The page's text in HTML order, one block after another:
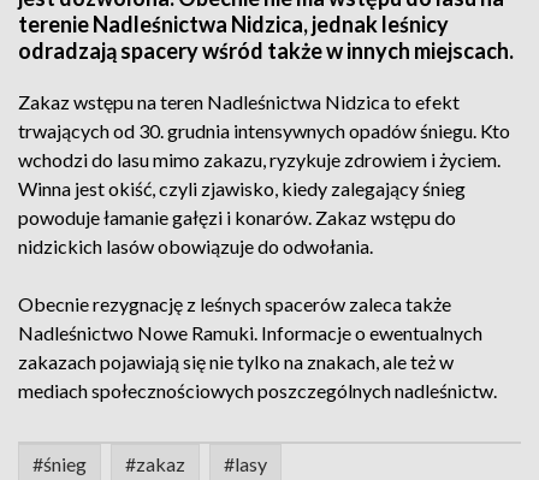
terenie Nadleśnictwa Nidzica, jednak leśnicy
odradzają spacery wśród także w innych miejscach.
Zakaz wstępu na teren Nadleśnictwa Nidzica to efekt
trwających od 30. grudnia intensywnych opadów śniegu. Kto
wchodzi do lasu mimo zakazu, ryzykuje zdrowiem i życiem.
Winna jest okiść, czyli zjawisko, kiedy zalegający śnieg
powoduje łamanie gałęzi i konarów. Zakaz wstępu do
nidzickich lasów obowiązuje do odwołania.
Obecnie rezygnację z leśnych spacerów zaleca także
Nadleśnictwo Nowe Ramuki. Informacje o ewentualnych
zakazach pojawiają się nie tylko na znakach, ale też w
mediach społecznościowych poszczególnych nadleśnictw.
#śnieg #zakaz #lasy